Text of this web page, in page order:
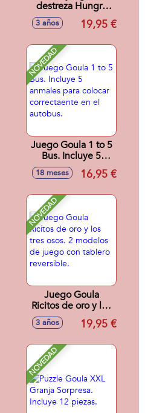
destreza Hungry
Monster de
madera, prepara la
el monstruo tragón
se lo coma
3 años 19,95 €
NOVEDAD
Juego Goula 1 to 5
Bus. Incluye 5
anmales para
colocar
autobus.
18 meses 16,95 €
NOVEDAD
Juego Goula
Ricitos de oro y los
tres osos. 2
modelos de juego
reversible.
3 años 19,95 €
NOVEDAD